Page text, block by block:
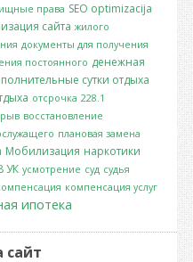
права SEO optimizacija
сайта жилого
документы для получения
постоянного денежная
сутки отдыха
отсрочка 228.1
восстановление
плановая замена
Мобилизация наркотики
УК усмотрение суд судья
компенсация услуг
ипотека
сайт